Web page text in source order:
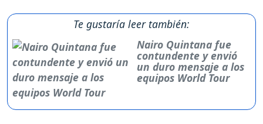
Te gustaría leer también:
Nairo Quintana fue
contundente y envió
un duro mensaje a los
equipos World Tour